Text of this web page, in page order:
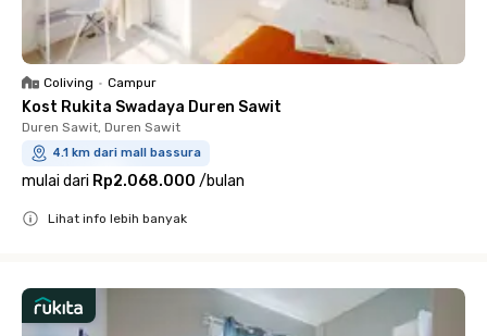
Coliving • Campur
Kost Rukita Swadaya Duren Sawit
Duren Sawit, Duren Sawit
4.1 km dari mall bassura
mulai dari Rp2.068.000 /bulan
Lihat info lebih banyak